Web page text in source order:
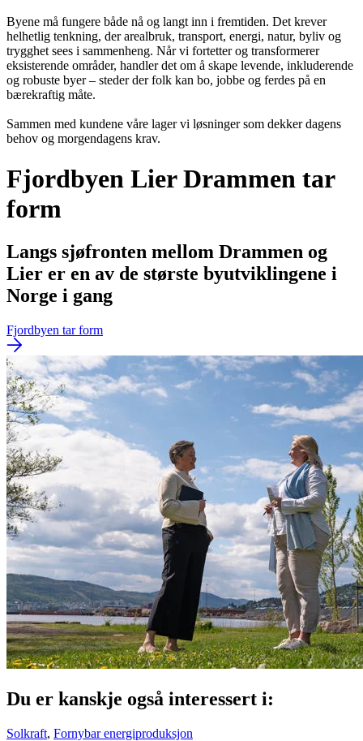
Byene må fungere både nå og langt inn i fremtiden. Det krever
helhetlig tenkning, der arealbruk, transport, energi, natur, byliv og
trygghet sees i sammenheng. Når vi fortetter og transformerer
eksisterende områder, handler det om å skape levende, inkluderende
og robuste byer – steder der folk kan bo, jobbe og ferdes på en
bærekraftig måte.
Sammen med kundene våre lager vi løsninger som dekker dagens
behov og morgendagens krav.
Fjordbyen Lier Drammen tar
form
Langs sjøfronten mellom Drammen og
Lier er en av de største byutviklingene i
Norge i gang
Fjordbyen tar form
Du er kanskje også interessert i:
Solkraft, Fornybar energiproduksjon